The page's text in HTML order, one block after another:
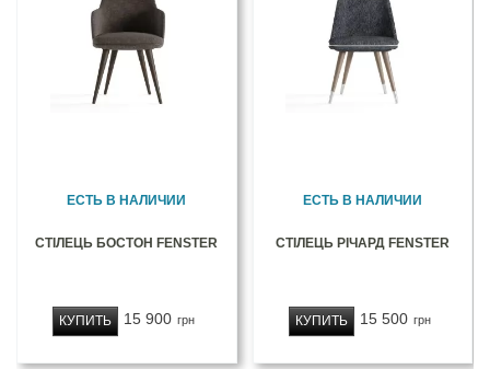
ЕСТЬ В НАЛИЧИИ
СТІЛЕЦЬ БОСТОН FENSTER
15 900 грн
КУПИТЬ
ЕСТЬ В НАЛИЧИИ
СТІЛЕЦЬ РІЧАРД FENSTER
15 500 грн
КУПИТЬ